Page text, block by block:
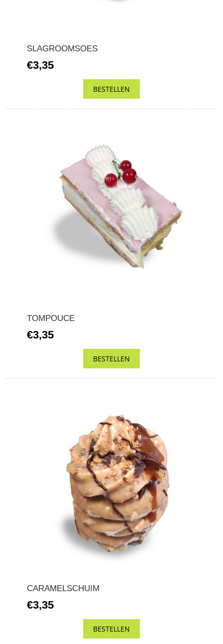
SLAGROOMSOES
€3,35
TOMPOUCE
€3,35
CARAMELSCHUIM
€3,35